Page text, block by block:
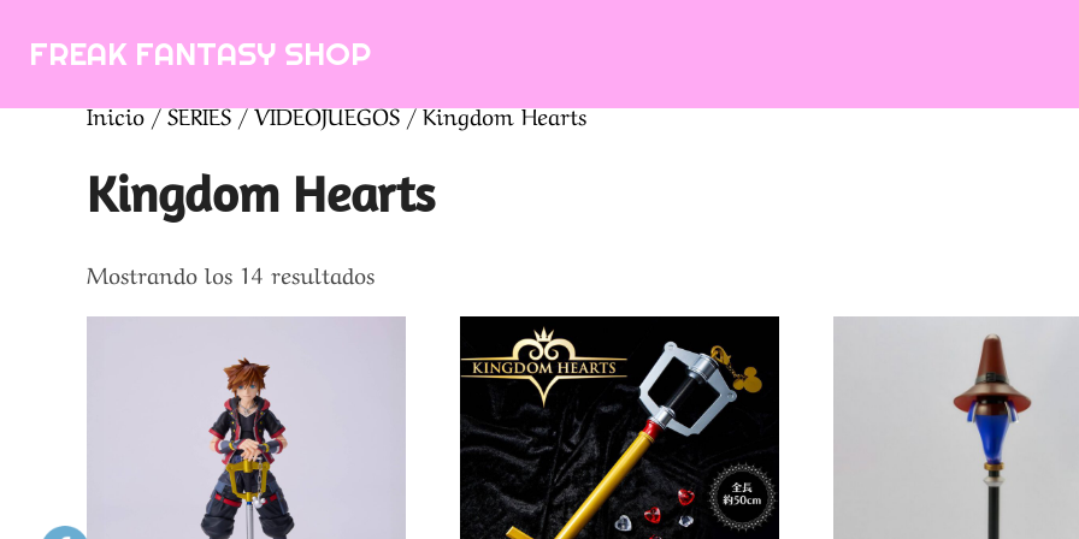
contenido
FREAK FANTASY SHOP
Inicio/SERIES/VIDEOJUEGOS/ Kingdom Hearts
Kingdom Hearts
Mostrando los 14 resultadosOrdenado
por